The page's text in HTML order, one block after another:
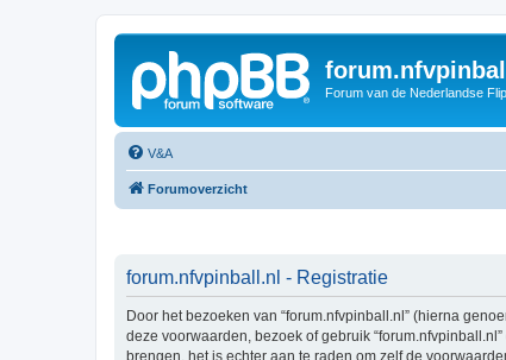
Forum van de Nederlandse
V&A
Forumoverzicht
forum.nfvpinball.nl - Registratie
Door het bezoeken van “forum.nfvpinball.nl” (hierna
deze voorwaarden, bezoek of gebruik
brengen, het is echter aan te raden om zelf de